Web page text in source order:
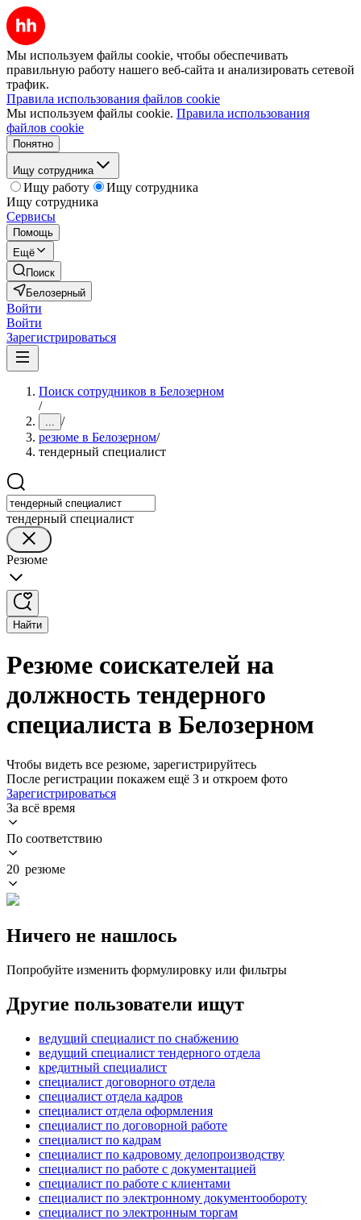
Мы используем файлы cookie, чтобы обеспечивать
правильную работу нашего веб-сайта и анализировать сетевой
трафик.
Правила использования файлов cookie
Мы используем файлы cookie. Правила использования
файлов cookie
Понятно
Ищу сотрудника
Ищу работу
Ищу сотрудника
Ищу сотрудника
Сервисы
Помощь
Ещё
Поиск
Белозерный
Войти
Войти
Зарегистрироваться
Поиск сотрудников в Белозерном
/
... /
резюме в Белозерном/
тендерный специалист
тендерный специалист
Резюме
Найти
Резюме соискателей на
должность тендерного
специалиста в Белозерном
Чтобы видеть все резюме, зарегистрируйтесь
После регистрации покажем ещё 3 и откроем фото
Зарегистрироваться
За всё время
По соответствию
20 резюме
Ничего не нашлось
Попробуйте изменить формулировку или фильтры
Другие пользователи ищут
ведущий специалист по снабжению
ведущий специалист тендерного отдела
кредитный специалист
специалист договорного отдела
специалист отдела кадров
специалист отдела оформления
специалист по договорной работе
специалист по кадрам
специалист по кадровому делопроизводству
специалист по работе с документацией
специалист по работе с клиентами
специалист по электронному документообороту
специалист по электронным торгам